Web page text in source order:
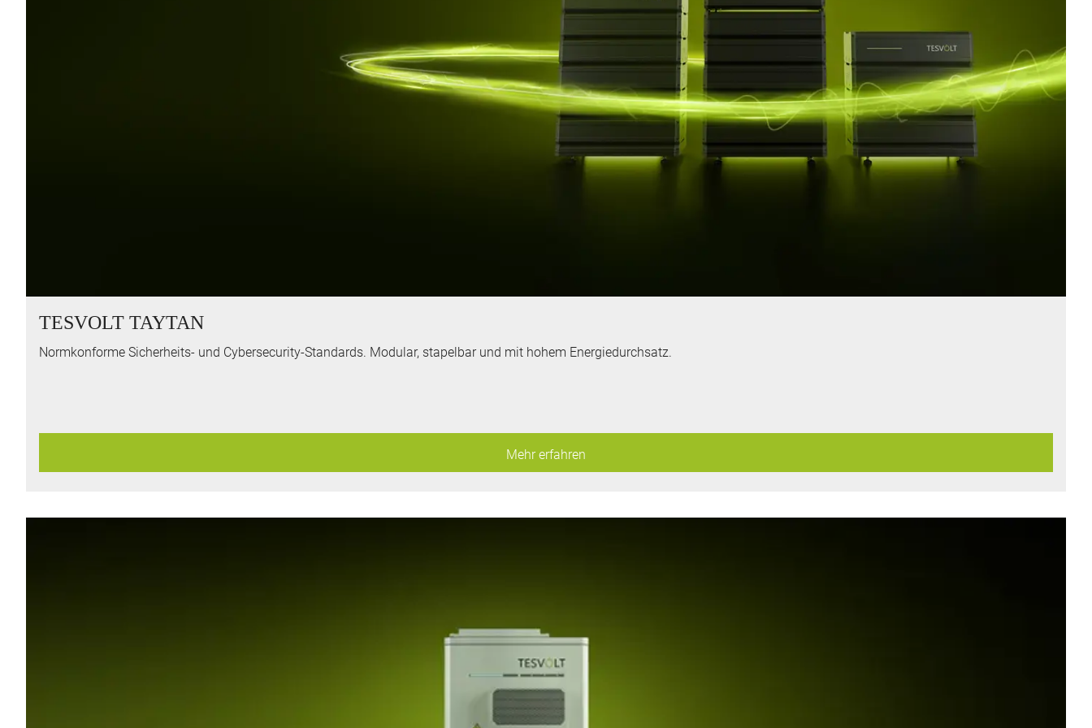
TESVOLT TAYTAN
Normkonforme Sicherheits- und Cybersecurity-Standards. Modular, stapelbar und mit hohem Energiedurchsatz.
Mehr erfahren